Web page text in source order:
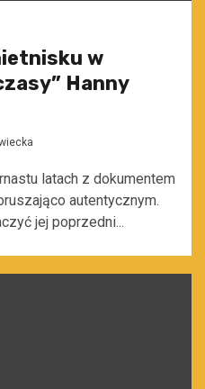
w
Hanny
latach z dokumentem
autentycznym.
jej poprzedni...